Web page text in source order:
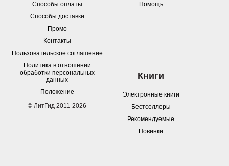
Способы оплаты
Способы доставки
Промо
Контакты
Пользовательское соглашение
Политика в отношении
обработки персональных
данных
Положение
© ЛитГид 2011-2026
Помощь
Книги
Электронные книги
Бестселлеры
Рекомендуемые
Новинки